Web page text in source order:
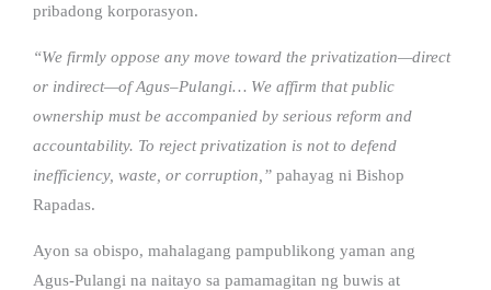
pribadong korporasyon.
“We firmly oppose any move toward the privatization—direct
or indirect—of Agus–Pulangi… We affirm that public
ownership must be accompanied by serious reform and
accountability. To reject privatization is not to defend
inefficiency, waste, or corruption,” pahayag ni Bishop
Rapadas.
Ayon sa obispo, mahalagang pampublikong yaman ang
Agus-Pulangi na naitayo sa pamamagitan ng buwis at